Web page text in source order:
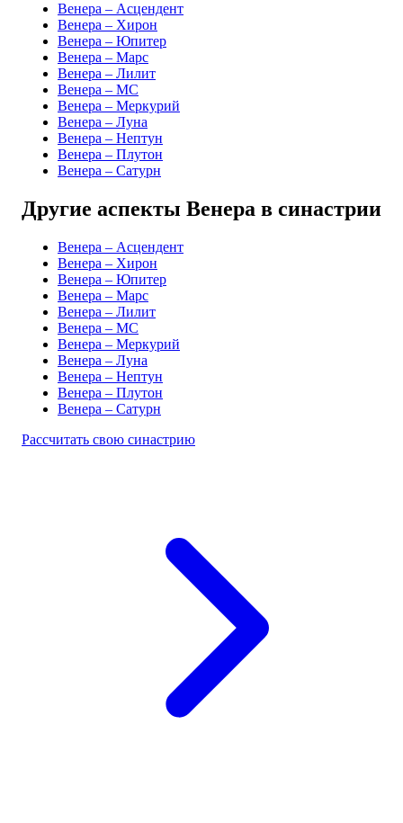
Венера – Асцендент
Венера – Хирон
Венера – Юпитер
Венера – Марс
Венера – Лилит
Венера – MC
Венера – Меркурий
Венера – Луна
Венера – Нептун
Венера – Плутон
Венера – Сатурн
Другие аспекты Венера в синастрии
Венера – Асцендент
Венера – Хирон
Венера – Юпитер
Венера – Марс
Венера – Лилит
Венера – MC
Венера – Меркурий
Венера – Луна
Венера – Нептун
Венера – Плутон
Венера – Сатурн
Рассчитать свою синастрию